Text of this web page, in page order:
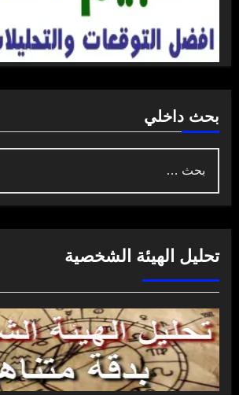
بحث داخلي
عن:
تحليل الهيئة الشخصية